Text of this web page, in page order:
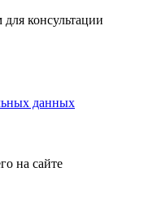
консультации
данных
на сайте